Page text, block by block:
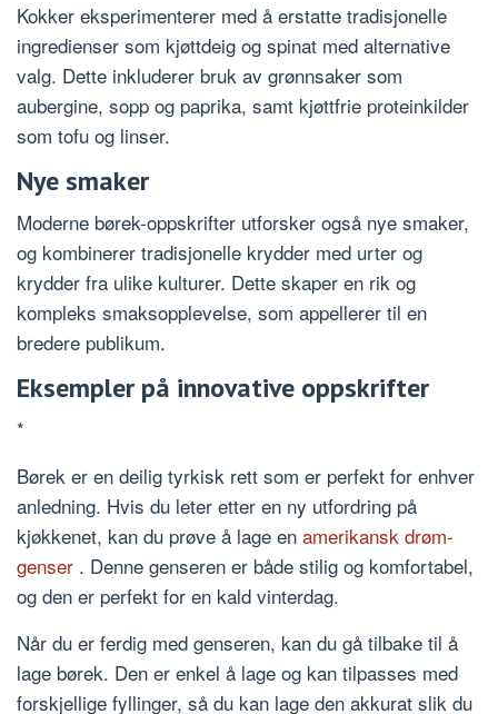
Kokker eksperimenterer med å erstatte tradisjonelle
ingredienser som kjøttdeig og spinat med alternative
valg. Dette inkluderer bruk av grønnsaker som
aubergine, sopp og paprika, samt kjøttfrie proteinkilder
som tofu og linser.
Nye smaker
Moderne børek-oppskrifter utforsker også nye smaker,
og kombinerer tradisjonelle krydder med urter og
krydder fra ulike kulturer. Dette skaper en rik og
kompleks smaksopplevelse, som appellerer til en
bredere publikum.
Eksempler på innovative oppskrifter
*
Børek er en deilig tyrkisk rett som er perfekt for enhver
anledning. Hvis du leter etter en ny utfordring på
kjøkkenet, kan du prøve å lage en amerikansk drøm-
genser . Denne genseren er både stilig og komfortabel,
og den er perfekt for en kald vinterdag.
Når du er ferdig med genseren, kan du gå tilbake til å
lage børek. Den er enkel å lage og kan tilpasses med
forskjellige fyllinger, så du kan lage den akkurat slik du